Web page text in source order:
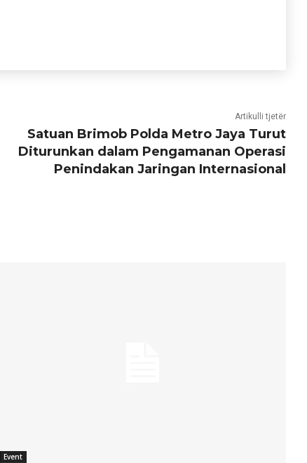
Artikulli tjetër
Satuan Brimob Polda Metro Jaya Turut
Diturunkan dalam Pengamanan Operasi
Penindakan Jaringan Internasional
Event